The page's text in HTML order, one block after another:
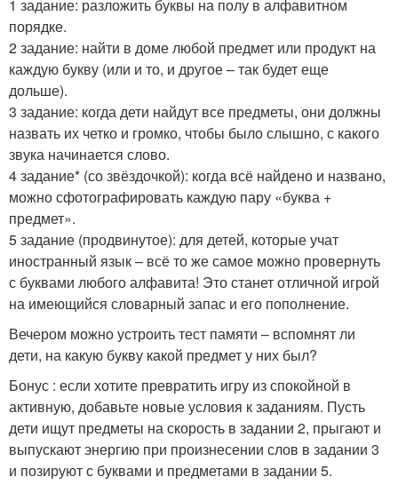
1 задание: разложить буквы на полу в алфавитном
порядке.
2 задание: найти в доме любой предмет или продукт на
каждую букву (или и то, и другое – так будет еще
дольше).
3 задание: когда дети найдут все предметы, они должны
назвать их четко и громко, чтобы было слышно, с какого
звука начинается слово.
4 задание* (со звёздочкой): когда всё найдено и названо,
можно сфотографировать каждую пару «буква +
предмет».
5 задание (продвинутое): для детей, которые учат
иностранный язык – всё то же самое можно провернуть
с буквами любого алфавита! Это станет отличной игрой
на имеющийся словарный запас и его пополнение.
Вечером можно устроить тест памяти – вспомнят ли
дети, на какую букву какой предмет у них был?
Бонус : если хотите превратить игру из спокойной в
активную, добавьте новые условия к заданиям. Пусть
дети ищут предметы на скорость в задании 2, прыгают и
выпускают энергию при произнесении слов в задании 3
и позируют с буквами и предметами в задании 5.